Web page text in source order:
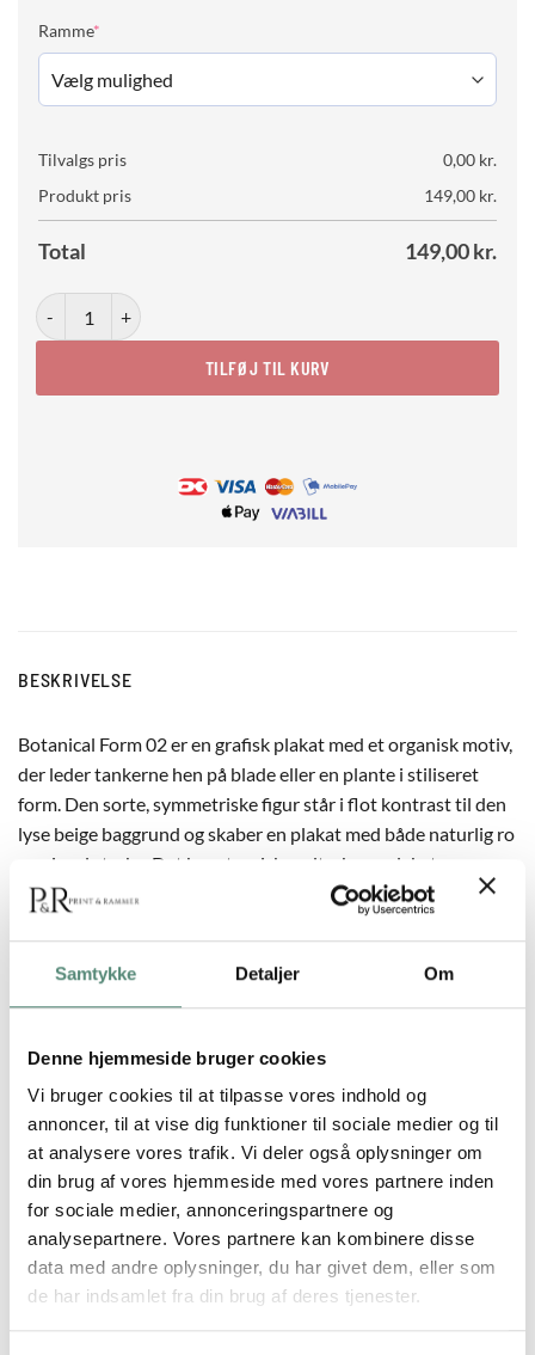
Samtykke Detaljer Om
Denne hjemmeside bruger cookies
Vi bruger cookies til at tilpasse vores indhold og
annoncer, til at vise dig funktioner til sociale medier og til
at analysere vores trafik. Vi deler også oplysninger om
din brug af vores hjemmeside med vores partnere inden
for sociale medier, annonceringspartnere og
analysepartnere. Vores partnere kan kombinere disse
data med andre oplysninger, du har givet dem, eller som
de har indsamlet fra din brug af deres tjenester.
Ramme*
Tilvalgs pris 0,00 kr.
Produkt pris
149,00 kr.
Total 149,00kr.
Botanical Form 02 antal
TILFØJ TIL KURV
BESKRIVELSE
Botanical Form 02 er en grafisk plakat med et organisk motiv,
der leder tankerne hen på blade eller en plante i stiliseret
form. Den sorte, symmetriske figur står i flot kontrast til den
lyse beige baggrund og skaber en plakat med både naturlig ro
og visuel styrke. Det kunstneriske udtryk gør plakaten
velegnet til alt fra stue til kontor, hvor den kan fungere som
blikfang eller indgå i en større billedvæg. Kombinér gerne
inspireret serie med grafisk kant.
YDERLIGERE INFORMATION
STØRRELSE 29,7×42 cm, 42×59,4 cm, 50×70 cm
ANMELDELSER